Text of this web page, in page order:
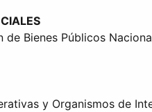
Bienes Públicos
y Organismos de